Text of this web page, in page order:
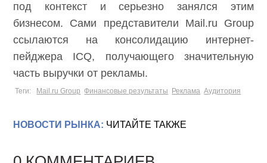
под контекст и серьезно занялся этим
бизнесом. Сами представители Mail.ru Group
ссылаются на консолидацию интернет-
пейджера ICQ, получающего значительную
часть выручки от рекламы.
Теги: Mail.ru Group Финансовые результаты Реклама Аудитория
НОВОСТИ РЫНКА: ЧИТАЙТЕ ТАКЖЕ